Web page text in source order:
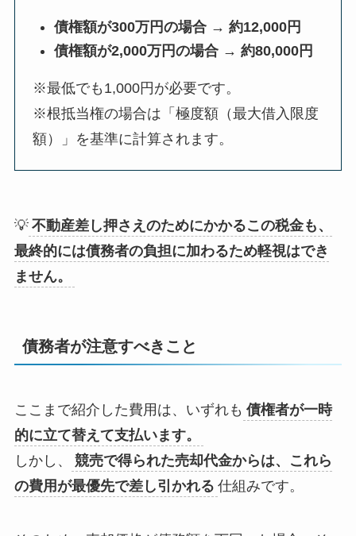
債権額が300万円の場合 → 約12,000円
債権額が2,000万円の場合 → 約80,000円
※最低でも1,000円が必要です。
※根抵当権の場合は「極度額（最大借入限度
額）」を基準に計算されます。
💡 不動産差し押さえのためにかかるこの税金も、
最終的には債務者の負担に加わるため軽視はでき
ません。
債務者が注意すべきこと
ここまで紹介した費用は、いずれも 債権者が一時
的に立て替えて支払います。
しかし、
競売で得られた売却代金からは、これら
の費用が最優先で差し引かれる 仕組みです。